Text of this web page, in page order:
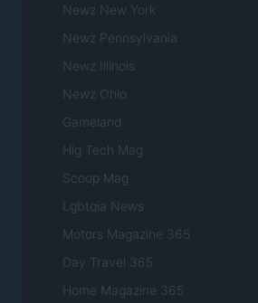
Newz New York
Newz Pennsylvania
Newz Illinois
Newz Ohio
Gameland
Hig Tech Mag
Scoop Mag
Lgbtqia News
Motors Magazine 365
Day Travel 365
Home Magazine 365